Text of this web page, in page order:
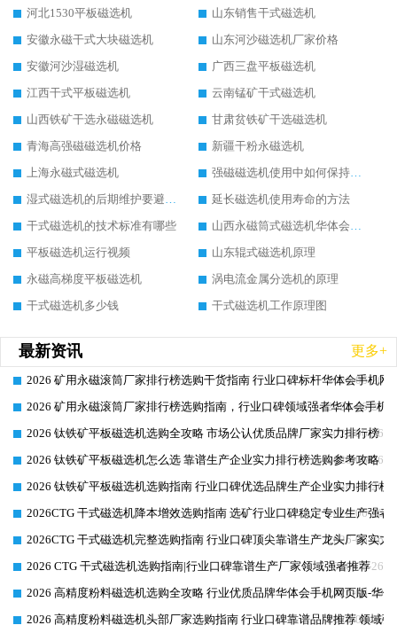
河北1530平板磁选机
山东销售干式磁选机
安徽永磁干式大块磁选机
山东河沙磁选机厂家价格
安徽河沙湿磁选机
广西三盘平板磁选机
江西干式平板磁选机
云南锰矿干式磁选机
山西铁矿干选永磁磁选机
甘肃贫铁矿干选磁选机
青海高强磁磁选机价格
新疆干粉永磁选机
上海永磁式磁选机
强磁磁选机使用中如何保持其顺畅运行
湿式磁选机的后期维护要避开哪些坑
延长磁选机使用寿命的方法
干式磁选机的技术标准有哪些
山西永磁筒式磁选机华体会手机网页版-华体会(中国)
平板磁选机运行视频
山东辊式磁选机原理
永磁高梯度平板磁选机
涡电流金属分选机的原理
干式磁选机多少钱
干式磁选机工作原理图
最新资讯 更多+
2026-06-26
2026 矿用永磁滚筒厂家排行榜选购干货指南 行业口碑标杆华体会手机网
2026-06-26
2026 矿用永磁滚筒厂家排行榜选购指南，行业口碑领域强者华体会手机
2026-06-26
2026 钛铁矿平板磁选机选购全攻略 市场公认优质品牌厂家实力排行榜
2026-06-26
2026 钛铁矿平板磁选机怎么选 靠谱生产企业实力排行榜选购参考攻略
2026-06-26
2026 钛铁矿平板磁选机选购指南 行业口碑优选品牌生产企业实力排行榜
2026-06-26
2026CTG 干式磁选机降本增效选购指南 选矿行业口碑稳定专业生产强者
2026-06-26
2026CTG 干式磁选机完整选购指南 行业口碑顶尖靠谱生产龙头厂家实力
2026-06-26
2026 CTG 干式磁选机选购指南|行业口碑靠谱生产厂家领域强者推荐
2026-06-26
2026 高精度粉料磁选机选购全攻略 行业优质品牌华体会手机网页版-华
2026-06-26
2026 高精度粉料磁选机头部厂家选购指南 行业口碑靠谱品牌推荐 领域